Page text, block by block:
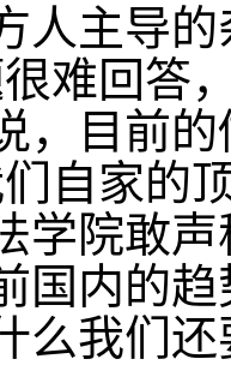
人主导
难回答
，目前
自家的
学院敢
国内的
么我们